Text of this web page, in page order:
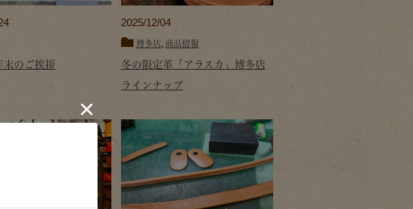
末のご挨拶
2025/12/04
博多店, 商品情報
冬の限定革「アラスカ」博多店
ラインナップ